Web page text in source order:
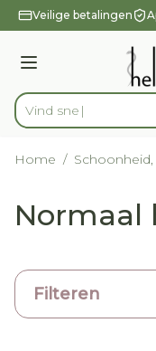
Ga naar de inhoud
1 van 1
Veilige betalingen
Menu
Product, merk,
Vind snel wondverz
Home /
Normaal
Filteren